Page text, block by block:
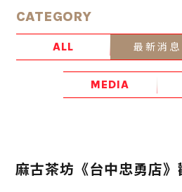
CATEGORY
ALL 最新消息
MEDIA
麻古茶坊《台中忠勇店